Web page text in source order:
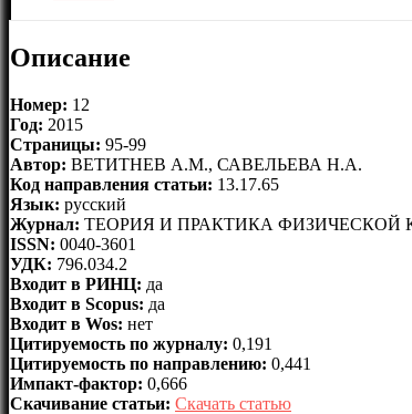
Описание
Номер: 12
Год: 2015
Страницы: 95-99
Автор: ВЕТИТНЕВ А.М., САВЕЛЬЕВА Н.А.
Код направления статьи: 13.17.65
Язык: русский
Журнал: ТЕОРИЯ И ПРАКТИКА ФИЗИЧЕСКОЙ
ISSN: 0040-3601
УДК: 796.034.2
Входит в РИНЦ: да
Входит в Scopus: да
Входит в Wos: нет
Цитируемость по журналу: 0,191
Цитируемость по направлению: 0,441
Импакт-фактор: 0,666
Скачивание статьи: Скачать статью